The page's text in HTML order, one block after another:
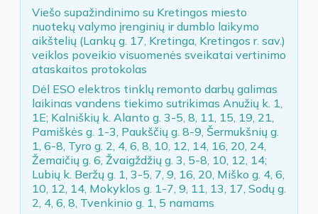
Viešo supažindinimo su Kretingos miesto
nuotekų valymo įrenginių ir dumblo laikymo
aikštelių (Lankų g. 17, Kretinga, Kretingos r. sav.)
veiklos poveikio visuomenės sveikatai vertinimo
ataskaitos protokolas
Dėl ESO elektros tinklų remonto darbų galimas
laikinas vandens tiekimo sutrikimas Anužių k. 1,
1E; Kalniškių k. Alanto g. 3-5, 8, 11, 15, 19, 21,
Pamiškės g. 1-3, Paukščių g. 8-9, Šermukšnių g.
1, 6-8, Tyro g. 2, 4, 6, 8, 10, 12, 14, 16, 20, 24,
Žemaičių g. 6, Žvaigždžių g. 3, 5-8, 10, 12, 14;
Lubių k. Beržų g. 1, 3-5, 7, 9, 16, 20, Miško g. 4, 6,
10, 12, 14, Mokyklos g. 1-7, 9, 11, 13, 17, Sodų g.
2, 4, 6, 8, Tvenkinio g. 1, 5 namams